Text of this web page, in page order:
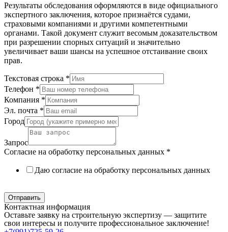
Результаты обследования оформляются в виде официального
экспертного заключения, которое признаётся судами,
страховыми компаниями и другими компетентными
органами. Такой документ служит весомым доказательством
при разрешении спорных ситуаций и значительно
увеличивает ваши шансы на успешное отстаивание своих
прав.
Текстовая строка *
Телефон *
Компания *
Эл. почта *
Город
Запрос
Согласие на обработку персональных данных *
Даю согласие на обработку персональных данных
Отправить
Контактная информация
Оставьте заявку на строительную экспертизу — защитите
свои интересы и получите профессиональное заключение!